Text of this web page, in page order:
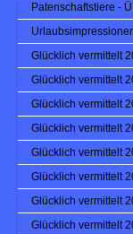
Patenschaftstiere -
Glücklich vermittelt
Glücklich vermittelt
Glücklich vermittelt
Glücklich vermittelt
Glücklich vermittelt
Glücklich vermittelt
Glücklich vermittelt
Glücklich vermittelt